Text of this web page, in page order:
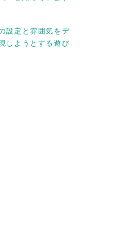
設定と雰囲気をデ
しようとする遊び